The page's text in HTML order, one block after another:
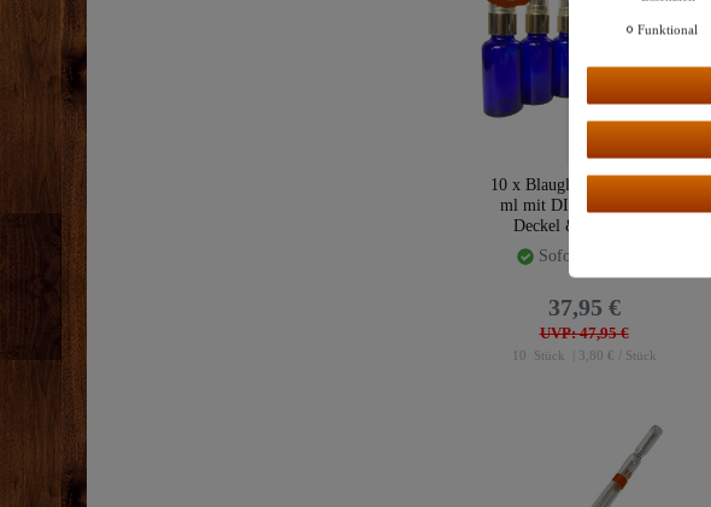
10 x Blauglas Flasche je 50
ml mit DIN18 Gewinde,
Deckel & Sprühkopf
Sofort lieferbar!
UVP: 47,95 €
37,95 €
10 Stück | 3,80 € / Stück
Funktional